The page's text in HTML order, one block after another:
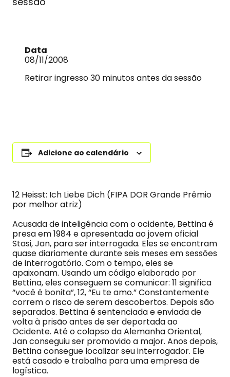
Data
08/11/2008
Retirar ingresso 30 minutos antes da sessão
Adicione ao calendário
12 Heisst: Ich Liebe Dich (FIPA DOR Grande Prêmio
por melhor atriz)
Acusada de inteligência com o ocidente, Bettina é
presa em 1984 e apresentada ao jovem oficial
Stasi, Jan, para ser interrogada. Eles se encontram
quase diariamente durante seis meses em sessões
de interrogatório. Com o tempo, eles se
apaixonam. Usando um código elaborado por
Bettina, eles conseguem se comunicar: 11 significa
“você é bonita”, 12, “Eu te amo.” Constantemente
correm o risco de serem descobertos. Depois são
separados. Bettina é sentenciada e enviada de
volta à prisão antes de ser deportada ao
Ocidente. Até o colapso da Alemanha Oriental,
Jan conseguiu ser promovido a major. Anos depois,
Bettina consegue localizar seu interrogador. Ele
está casado e trabalha para uma empresa de
logística.